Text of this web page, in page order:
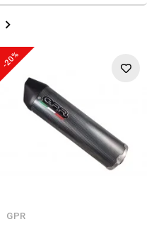
-20%
GPR